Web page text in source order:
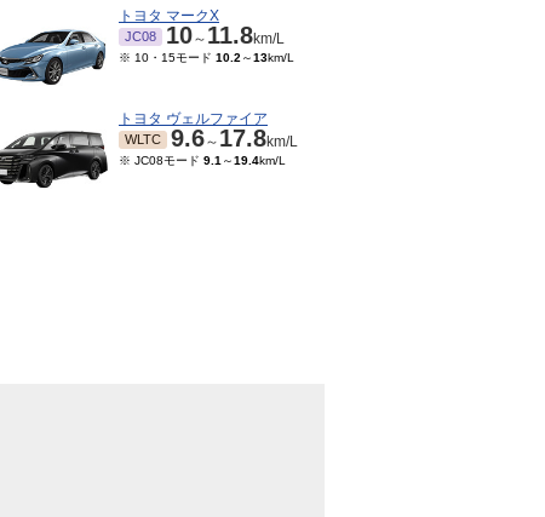
トヨタ マークX
JC08 10～ 11.8km/L
※ 10・15モード 10.2 ～13km/L
トヨタ ヴェルファイア
WLTC 9.6～ 17.8km/L
※ JC08モード 9.1 ～19.4km/L